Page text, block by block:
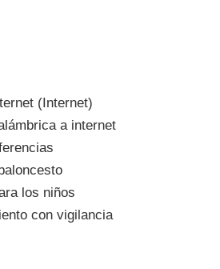
(Internet)
a internet
los niños
con vigilancia